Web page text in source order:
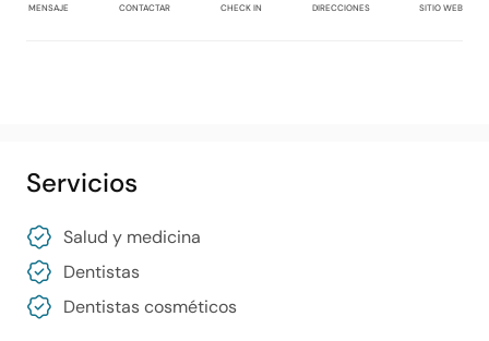
MENSAJE CONTACTAR CHECK IN DIRECCIONES SITIO WEB
Servicios
Salud y medicina
Dentistas
Dentistas cosméticos